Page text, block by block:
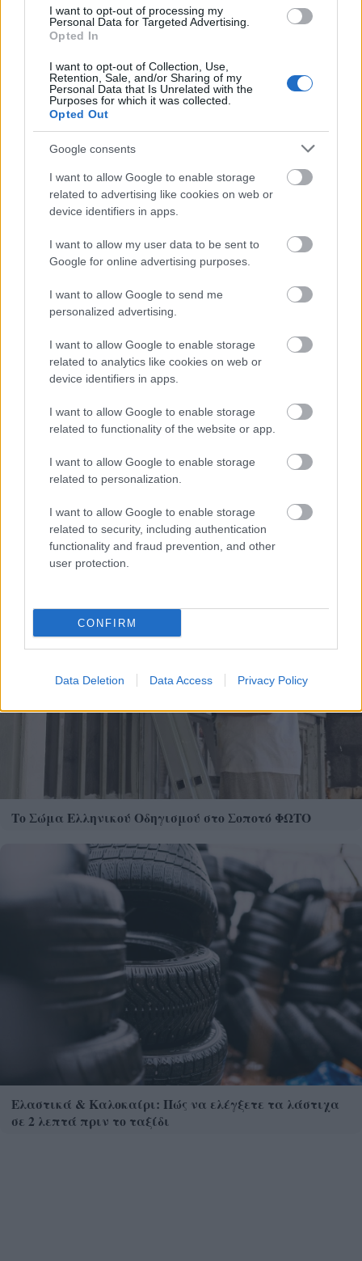
I want to opt-out of processing my
Personal Data for Targeted Advertising.
Opted In
I want to opt-out of Collection, Use,
Retention, Sale, and/or Sharing of my
Personal Data that Is Unrelated with the
Purposes for which it was collected.
Opted Out
Google consents
I want to allow Google to enable storage
related to advertising like cookies on web or
device identifiers in apps.
I want to allow my user data to be sent to
Google for online advertising purposes.
I want to allow Google to send me
personalized advertising.
I want to allow Google to enable storage
related to analytics like cookies on web or
device identifiers in apps.
I want to allow Google to enable storage
related to functionality of the website or app.
I want to allow Google to enable storage
related to personalization.
I want to allow Google to enable storage
related to security, including authentication
functionality and fraud prevention, and other
user protection.
CONFIRM
Data Deletion Data Access Privacy Policy
Αβύθου
Θηλασμός: Το «θαύμα» των πρώτων 1.000 ημερών – Τι
συμβαίνει στον εγκέφαλο του μωρού
Το Σώμα Ελληνικού Οδηγισμού στο Σοποτό ΦΩΤΟ
Ελαστικά & Καλοκαίρι: Πώς να ελέγξετε τα λάστιχα
σε 2 λεπτά πριν το ταξίδι